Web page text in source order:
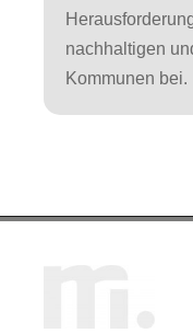
nachhaltigen
Kommunen bei.